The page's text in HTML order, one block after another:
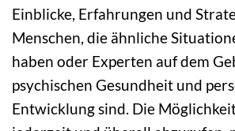
Einblicke, Erfahrungen und
Menschen, die ähnliche
haben oder Experten auf dem
psychischen Gesundheit und
Entwicklung sind. Die